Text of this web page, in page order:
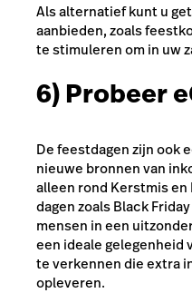
Als alternatief kunt u
aanbieden, zoals
te stimuleren om in uw
6) Probeer
De feestdagen zijn ook
nieuwe bronnen van
alleen rond Kerstmis en
dagen zoals Black
mensen in een
een ideale gelegenheid
te verkennen die extra
opleveren.